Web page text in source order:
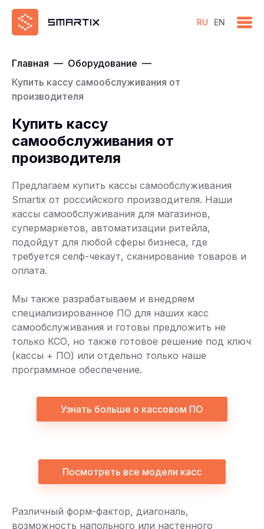
RU EN
Главная — Оборудование —
Купить кассу самообслуживания от
производителя
Купить кассу
самообслуживания от
производителя
Предлагаем купить кассы самообслуживания
Smartix от российского производителя. Наши
кассы самообслуживания для магазинов,
супермаркетов, автоматизации ритейла,
подойдут для любой сферы бизнеса, где
требуется селф-чекаут, сканирование товаров и
оплата.
Мы также разрабатываем и внедряем
специализированное ПО для наших касс
самообслуживания и готовы предложить не
только КСО, но также готовое решение под ключ
(кассы + ПО) или отдельно только наше
программное обеспечение.
Узнать больше о кассовом ПО
Посмотреть все модели касс
Различный форм-фактор, диагональ,
возможность напольного или настенного